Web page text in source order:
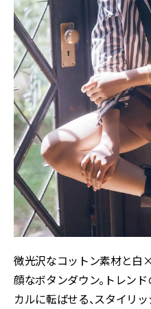
微光沢なコットン素材と白
顔なボタンダウン。トレン
カルに転ばせる、スタイリ